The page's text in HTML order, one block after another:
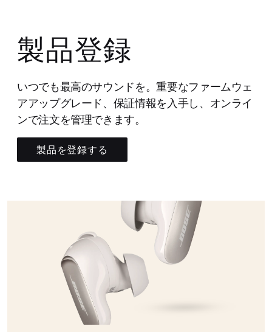
製品登録
いつでも最高のサウンドを。重要なファームウェ
アアップグレード、保証情報を入手し、オンライ
ンで注文を管理できます。
製品を登録する